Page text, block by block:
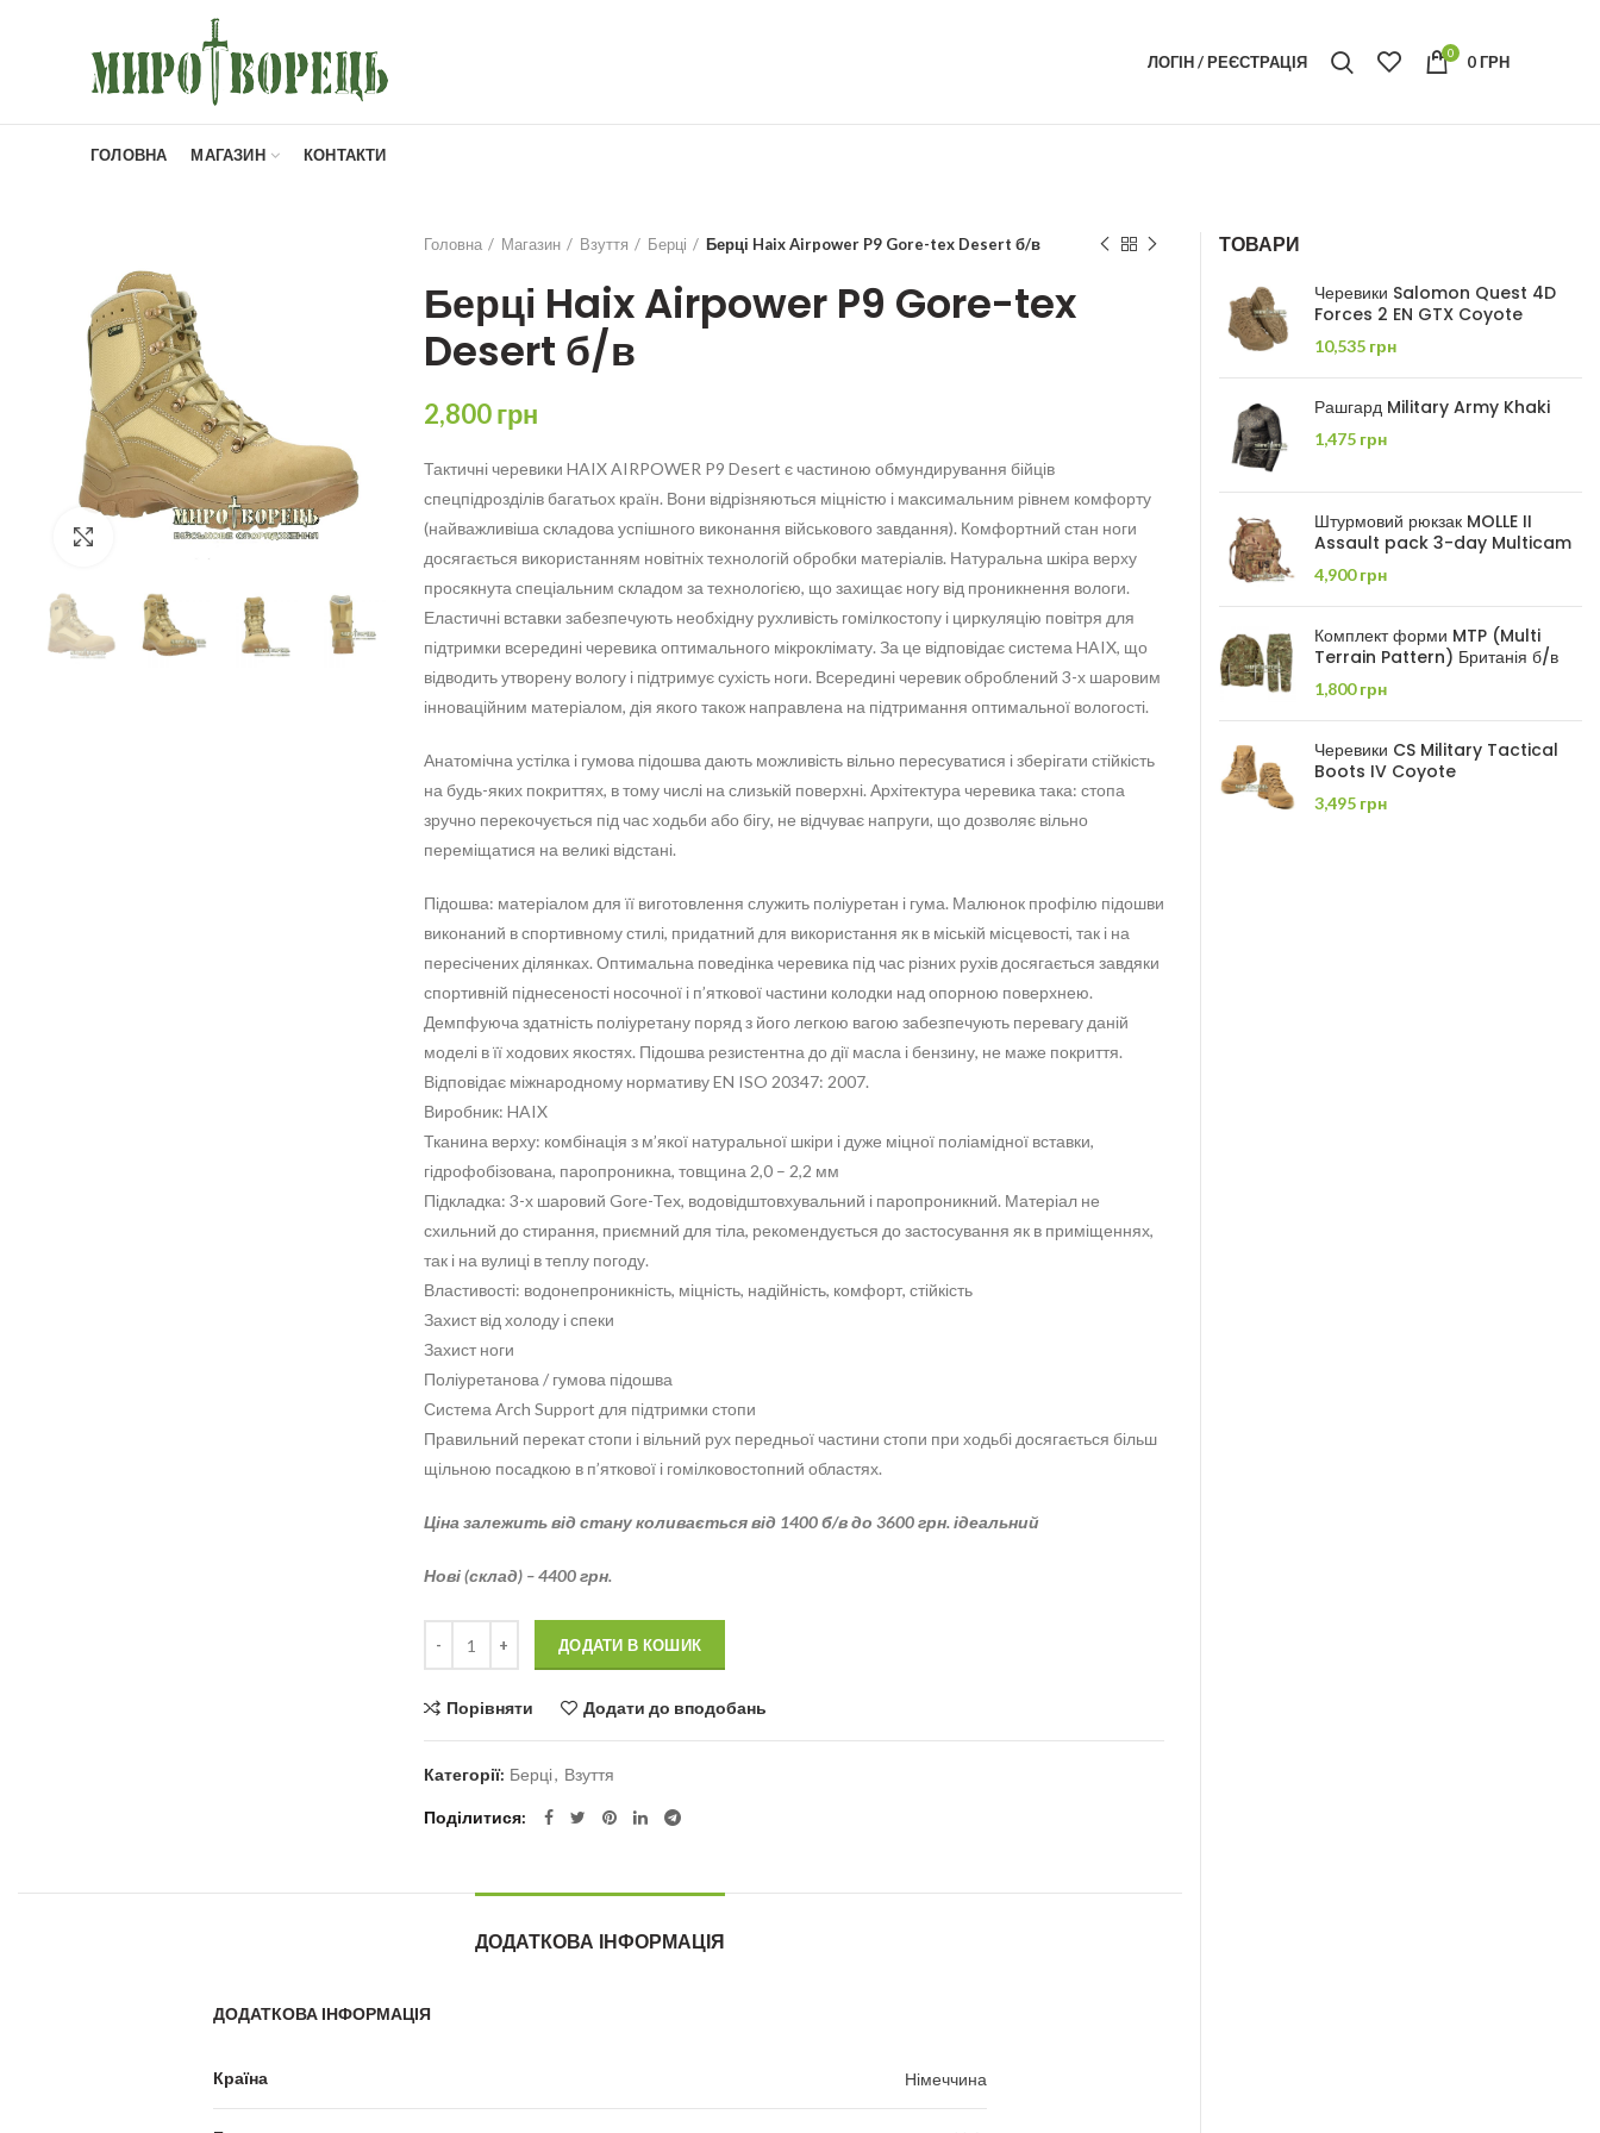
ЛОГІН / РЕЄСТРАЦІЯ 0 0ГРН
ГОЛОВНА МАГАЗИН КОНТАКТИ
Click to enlarge
Головна Магазин Взуття Берці Берці Haix Airpower P9 Gore-tex Desert б/в
Берці Haix Airpower P9 Gore-tex
Desert б/в
2,800грн
Тактичні черевики HAIX AIRPOWER P9 Desert є частиною обмундирування бійців
спецпідрозділів багатьох країн. Вони відрізняються міцністю і максимальним рівнем комфорту
(найважливіша складова успішного виконання військового завдання). Комфортний стан ноги
досягається використанням новітніх технологій обробки матеріалів. Натуральна шкіра верху
просякнута спеціальним складом за технологією, що захищає ногу від проникнення вологи.
Еластичні вставки забезпечують необхідну рухливість гомілкостопу і циркуляцію повітря для
підтримки всередині черевика оптимального мікроклімату. За це відповідає система HAIX, що
відводить утворену вологу і підтримує сухість ноги. Всередині черевик оброблений 3-х шаровим
інноваційним матеріалом, дія якого також направлена на підтримання оптимальної вологості.
Анатомічна устілка і гумова підошва дають можливість вільно пересуватися і зберігати стійкість
на будь-яких покриттях, в тому числі на слизькій поверхні. Архітектура черевика така: стопа
зручно перекочується під час ходьби або бігу, не відчуває напруги, що дозволяє вільно
переміщатися на великі відстані.
Підошва: матеріалом для її виготовлення служить поліуретан і гума. Малюнок профілю підошви
виконаний в спортивному стилі, придатний для використання як в міській місцевості, так і на
пересічених ділянках. Оптимальна поведінка черевика під час різних рухів досягається завдяки
спортивній піднесеності носочної і п’яткової частини колодки над опорною поверхнею.
Демпфуюча здатність поліуретану поряд з його легкою вагою забезпечують перевагу даній
моделі в її ходових якостях. Підошва резистентна до дії масла і бензину, не маже покриття.
Відповідає міжнародному нормативу EN ISO 20347: 2007.
Виробник: HAIX
Тканина верху: комбінація з м’якої натуральної шкіри і дуже міцної поліамідної вставки,
гідрофобізована, паропроникна, товщина 2,0 – 2,2 мм
Підкладка: 3-х шаровий Gore-Tex, водовідштовхувальний і паропроникний. Матеріал не
схильний до стирання, приємний для тіла, рекомендується до застосування як в приміщеннях,
так і на вулиці в теплу погоду.
Властивості: водонепроникність, міцність, надійність, комфорт, стійкість
Захист від холоду і спеки
Захист ноги
Поліуретанова / гумова підошва
Система Arch Support для підтримки стопи
Правильний перекат стопи і вільний рух передньої частини стопи при ходьбі досягається більш
щільною посадкою в п’яткової і гомілковостопний областях.
Ціна залежить від стану коливається від 1400 б/в до 3600 грн. ідеальний
Нові (склад) – 4400 грн.
ДОДАТИ В КОШИК
Порівняти Додати до вподобань
Категорії: Берці, Взуття
Поділитися
ДОДАТКОВА ІНФОРМАЦІЯ
ДОДАТКОВА ІНФОРМАЦІЯ
Країна Німеччина
ТОВАРИ
Черевики Salomon Quest 4D
Forces 2 EN GTX Coyote
10,535 грн
Рашгард Military Army Khaki
1,475 грн
Штурмовий рюкзак MOLLE II
Assault pack 3-day Multicam
4,900грн
Комплект форми MTP (Multi
Terrain Pattern) Британія б/в
1,800грн
Черевики CS Military Tactical
Boots IV Coyote
3,495 грн